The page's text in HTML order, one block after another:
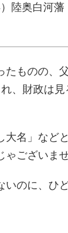
陸奥白河藩
たものの、
、財政は
大名」など
ございませ
のに、ひ